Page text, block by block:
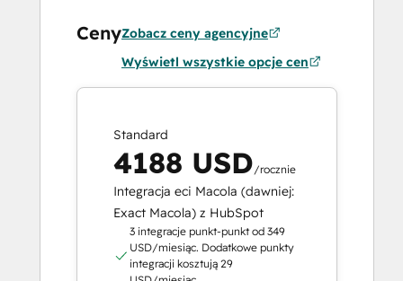
CenyZobacz ceny agencyjne
Wyświetl wszystkie opcje cen
Standard
4188 USD/rocznie
Integracja eci Macola (dawniej:
Exact Macola) z HubSpot
3 integracje punkt-punkt od 349
USD/miesiąc. Dodatkowe punkty
integracji kosztują 29